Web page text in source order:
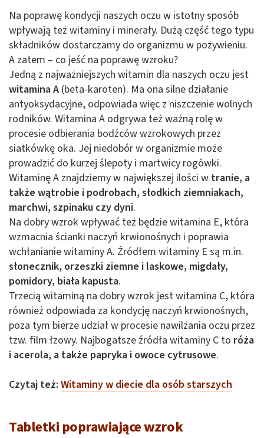
Na poprawę kondycji naszych oczu w istotny sposób
wpływają też witaminy i minerały. Dużą część tego typu
składników dostarczamy do organizmu w pożywieniu.
A zatem – co jeść na poprawę wzroku?
Jedną z najważniejszych witamin dla naszych oczu jest
witamina A (beta-karoten). Ma ona silne działanie
antyoksydacyjne, odpowiada więc z niszczenie wolnych
rodników. Witamina A odgrywa też ważną rolę w
procesie odbierania bodźców wzrokowych przez
siatkówkę oka. Jej niedobór w organizmie może
prowadzić do kurzej ślepoty i martwicy rogówki.
Witaminę A znajdziemy w największej ilości w tranie, a
także wątrobie i podrobach, słodkich ziemniakach,
marchwi, szpinaku czy dyni.
Na dobry wzrok wpływać też będzie witamina E, która
wzmacnia ścianki naczyń krwionośnych i poprawia
wchłanianie witaminy A. Źródłem witaminy E są m.in.
słonecznik, orzeszki ziemne i laskowe, migdały,
pomidory, biała kapusta.
Trzecią witaminą na dobry wzrok jest witamina C, która
również odpowiada za kondycję naczyń krwionośnych,
poza tym bierze udział w procesie nawilżania oczu przez
tzw. film łzowy. Najbogatsze źródła witaminy C to róża
i acerola, a także papryka i owoce cytrusowe.
Czytaj też:Witaminy w diecie dla osób starszych
Tabletki poprawiające wzrok